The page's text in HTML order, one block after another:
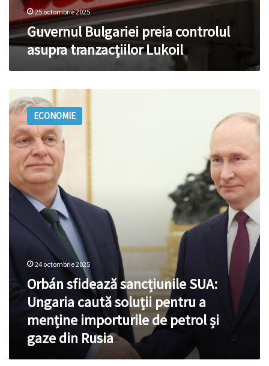
25 octombrie 2025
Guvernul Bulgariei preia controlul
asupra tranzacțiilor Lukoil
Orbán
sfidează
sancțiunile
SUA:
Ungaria
caută
soluții
pentru
a
menține
importurile
din
Rusia
ECONOMIE
24 octombrie 2025
Orbán sfidează sancțiunile SUA:
Ungaria caută soluții pentru a
menține importurile de petrol și
gaze din Rusia